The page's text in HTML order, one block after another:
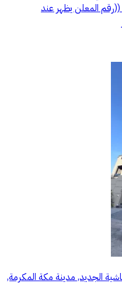
📞 ((رقم المعلن يظهر عند
الجديد, مدينة مكة المكرمة,